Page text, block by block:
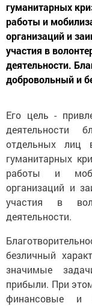
гуманитарных
работы и
организаций и
участия в
деятельности.
добровольный и
Его цель -
деятельности
отдельных лиц
гуманитарных
работы и
организаций и
участия в
деятельности.
безличный
значимые
прибыли. При
финансовые и